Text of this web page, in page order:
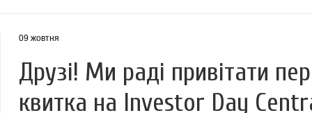
09 жовтня
Друзі! Ми раді привітати
квитка на Investor Day